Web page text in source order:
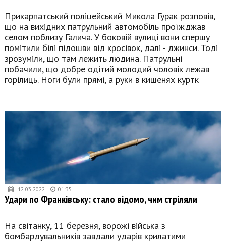
Прикарпатський поліцейський Микола Гурак розповів,
що на вихідних патрульний автомобіль проїжджав
селом поблизу Галича. У боковій вулиці вони спершу
помітили білі підошви від кросівок, далі - джинси. Тоді
зрозуміли, що там лежить людина. Патрульні
побачили, що добре одітий молодий чоловік лежав
горілиць. Ноги були прямі, а руки в кишенях куртк
12.03.2022 01:35
Удари по Франківську: стало відомо, чим стріляли
На світанку, 11 березня, ворожі війська з
бомбардувальників завдали ударів крилатими